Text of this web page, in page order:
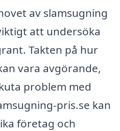
av slamsugning
att undersöka
Takten på hur
vara avgörande,
problem med
pris.se kan
företag och